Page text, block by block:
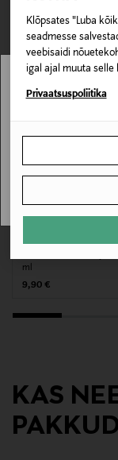
Klõpsates "Luba
seadmesse
veebisaidi
igal ajal muuta selle
Privaatsuspoliitika
Suurus
125 ml
Valmistaja
Transmeri Oy
avamata
E-POE
ml
Original Price
9,90 €
KAS
Stockmann